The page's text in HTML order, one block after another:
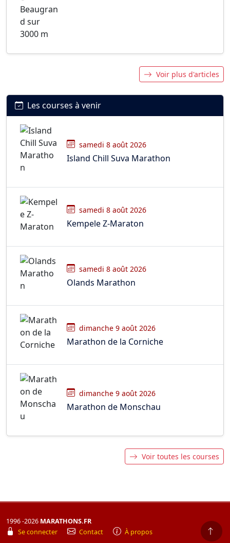
Voir plus d'articles
Les courses à venir
samedi 8 août 2026
Island Chill Suva Marathon
samedi 8 août 2026
Kempele Z-Maraton
samedi 8 août 2026
Olands Marathon
dimanche 9 août 2026
Marathon de la Corniche
dimanche 9 août 2026
Marathon de Monschau
Voir toutes les courses
1996 -2026 MARATHONS.FR
Se connecter
Contact À propos